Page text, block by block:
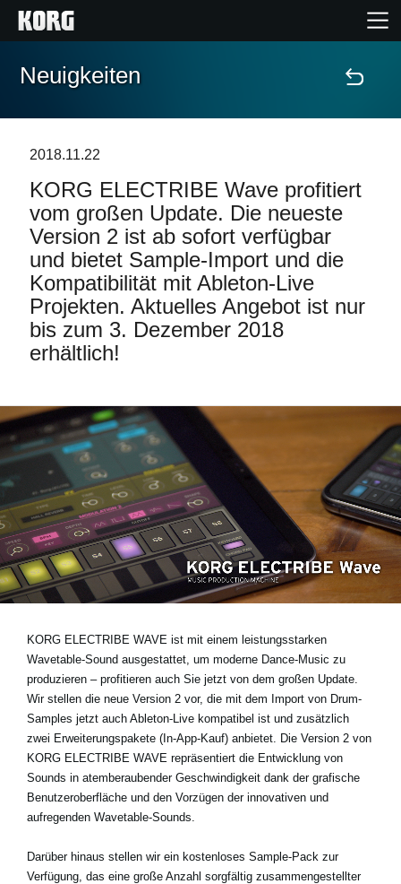
Home
Extras
Events
Support
Händlersuche
Neuigkeiten
Gebiet / Land
Social Media
Über KORG
Neuigkeiten
2018.11.22
KORG ELECTRIBE Wave profitiert
vom großen Update. Die neueste
Version 2 ist ab sofort verfügbar
und bietet Sample-Import und die
Kompatibilität mit Ableton-Live
Projekten. Aktuelles Angebot ist nur
bis zum 3. Dezember 2018
erhältlich!
KORG ELECTRIBE WAVE ist mit einem leistungsstarken
Wavetable-Sound ausgestattet, um moderne Dance-Music zu
produzieren – profitieren auch Sie jetzt von dem großen Update.
Wir stellen die neue Version 2 vor, die mit dem Import von Drum-
Samples jetzt auch Ableton-Live kompatibel ist und zusätzlich
zwei Erweiterungspakete (In-App-Kauf) anbietet. Die Version 2 von
KORG ELECTRIBE WAVE repräsentiert die Entwicklung von
Sounds in atemberaubender Geschwindigkeit dank der grafische
Benutzeroberfläche und den Vorzügen der innovativen und
aufregenden Wavetable-Sounds.
Darüber hinaus stellen wir ein kostenloses Sample-Pack zur
Verfügung, das eine große Anzahl sorgfältig zusammengestellter